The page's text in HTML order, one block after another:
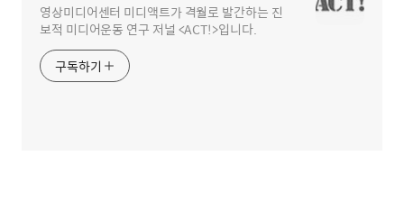
영상미디어센터 미디액트가 격월로 발간하는 진
보적 미디어운동 연구 저널 <ACT!>입니다.
구독하기